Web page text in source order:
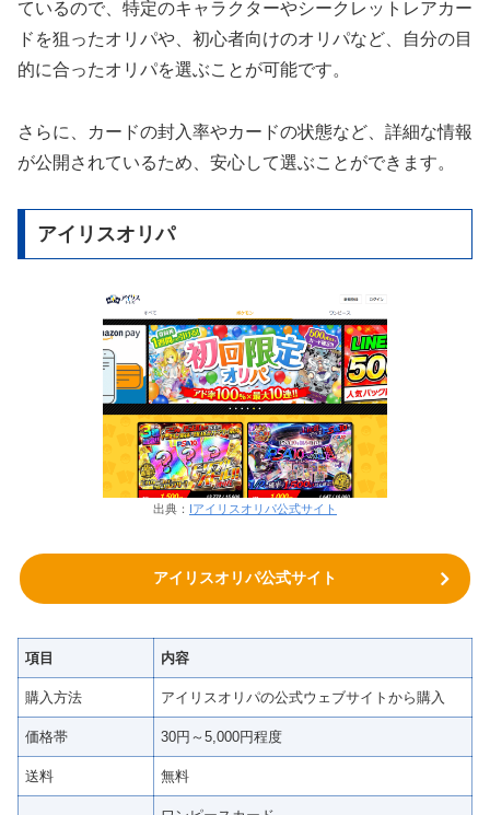
ているので、特定のキャラクターやシークレットレアカー
ドを狙ったオリパや、初心者向けのオリパなど、自分の目
的に合ったオリパを選ぶことが可能です。
さらに、カードの封入率やカードの状態など、詳細な情報
が公開されているため、安心して選ぶことができます。
アイリスオリパ
出典： Iアイリスオリパ公式サイト
アイリスオリパ公式サイト
項目 内容
購入方法 アイリスオリパの公式ウェブサイトから購入
価格帯 30円～5,000円程度
送料 無料